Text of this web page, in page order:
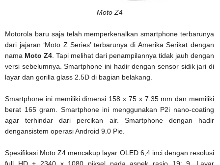
Moto Z4
Motorola baru saja telah memperkenalkan smartphone terbarunya
dari jajaran ‘Moto Z Series’ terbarunya di Amerika Serikat dengan
nama Moto Z4 . Tapi melihat dari penampilannya tidak jauh dengan
versi sebelumnya. Smartphone ini hadir dengan sensor sidik jari di
layar dan gorilla glass 2.5D di bagian belakang.
Smartphone ini memiliki dimensi 158 x 75 x 7.35 mm dan memiliki
berat 165 gram. Smartphone ini menggunakan P2i nano-coating
agar terhindar dari percikan air. Smartphone dengan hadir
dengansistem operasi Android 9.0 Pie.
Spesifikasi Moto Z4 mencakup layar OLED 6,4 inci dengan resolusi